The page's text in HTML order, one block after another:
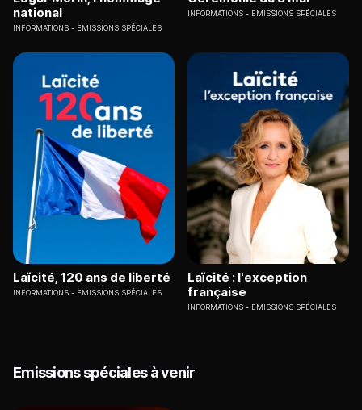
national
INFORMATIONS EMISSIONS SPÉCIALES
INFORMATIONS EMISSIONS SPÉCIALES
Laïcité, 120 ans de liberté
INFORMATIONS EMISSIONS SPÉCIALES
Laïcité : l'exception
française
INFORMATIONS EMISSIONS SPÉCIALES
Emissions spéciales à venir